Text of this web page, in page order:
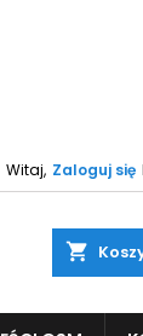
Witaj, Zaloguj się
shopping_cart